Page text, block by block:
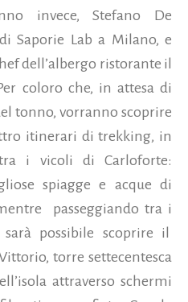
invece, Stefano De
Saporie Lab a Milano, e
dell’albergo ristorante il
coloro che, in attesa di
tonno, vorranno scoprire
itinerari di trekking, in
i vicoli di Carloforte:
spiagge e acque di
passeggiando tra i
possibile scoprire il
torre settecentesca
attraverso schermi